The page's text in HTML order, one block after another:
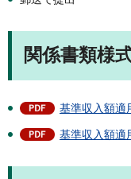
関係書類様
基準収入額適
基準収入額適